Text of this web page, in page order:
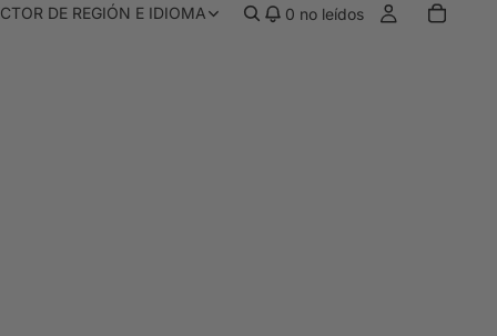
DE REGIÓN E IDIOMA 0 no leídos